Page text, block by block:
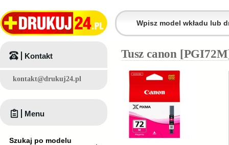
Tusz canon
Kontakt
kontakt@drukuj24.pl
Menu
Szukaj po modelu